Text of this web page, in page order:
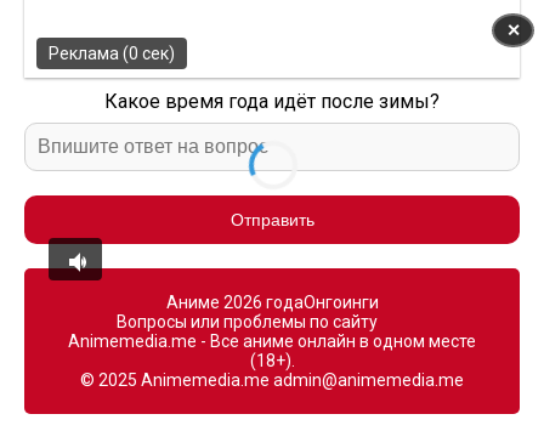
Какое время года идёт после зимы?
Отправить
Аниме 2026 годаОнгоинги
Вопросы или проблемы по сайту
Animemedia.me - Все аниме онлайн в одном месте
(18+).
© 2025 Animemedia.me admin@animemedia.me
✕
Реклама (0 сек)